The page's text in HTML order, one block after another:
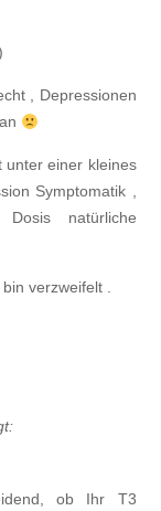
, Depressionen
unter einer kleines
Symptomatik ,
natürliche
verzweifelt .
ob Ihr T3